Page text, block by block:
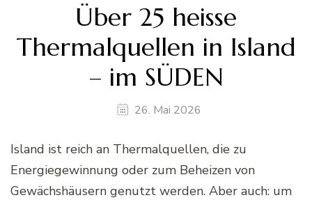
Über 25 heisse
Thermalquellen in Island
– im SÜDEN
26. Mai 2026
Island ist reich an Thermalquellen, die zu
Energiegewinnung oder zum Beheizen von
Gewächshäusern genutzt werden. Aber auch: um